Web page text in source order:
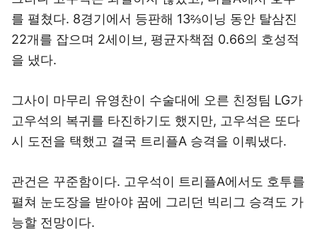
를 펼쳤다. 8경기에서 등판해 13⅔이닝 동안 탈삼진
22개를 잡으며 2세이브, 평균자책점 0.66의 호성적
을 냈다.
그사이 마무리 유영찬이 수술대에 오른 친정팀 LG가
고우석의 복귀를 타진하기도 했지만, 고우석은 또다
시 도전을 택했고 결국 트리플A 승격을 이뤄냈다.
관건은 꾸준함이다. 고우석이 트리플A에서도 호투를
펼쳐 눈도장을 받아야 꿈에 그리던 빅리그 승격도 가
능할 전망이다.